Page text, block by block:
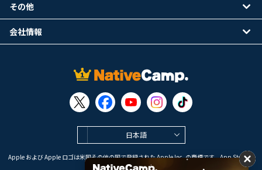
日本語
Apple および Apple ロゴは米国その他の国で登録された Apple Inc. の商標です。App Store は
Apple Inc. のサービスマークです。
その他
会社情報